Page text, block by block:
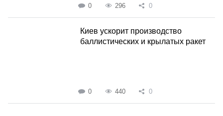
0 296 0
Киев ускорит производство
баллистических и крылатых ракет
0 440 0